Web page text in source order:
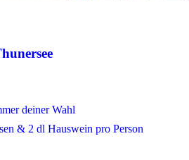
deiner Wahl
& 2 dl Hauswein pro Person